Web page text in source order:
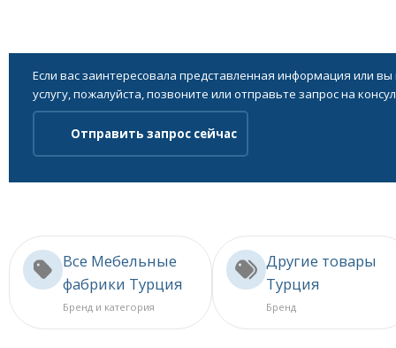
Если вас заинтересовала представленная информация или
услугу, пожалуйста, позвоните или отправьте запрос на
Отправить запрос сейчас
Все Мебельные
фабрики Турция
Бренд и категория
Другие товары
Турция
Бренд